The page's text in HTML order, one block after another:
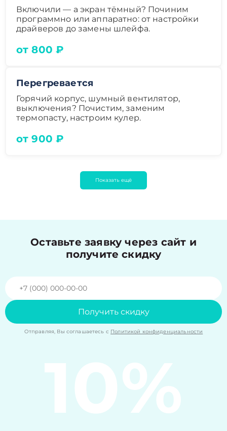
Включили — а экран тёмный? Починим
программно или аппаратно: от настройки
драйверов до замены шлейфа.
от 800 ₽
Перегревается
Горячий корпус, шумный вентилятор,
выключения? Почистим, заменим
термопасту, настроим кулер.
от 900 ₽
Показать ещё
Оставьте заявку через сайт и
получите скидку
Получить скидку
Отправляя, Вы соглашаетесь с Политикой конфиденциальности
10%